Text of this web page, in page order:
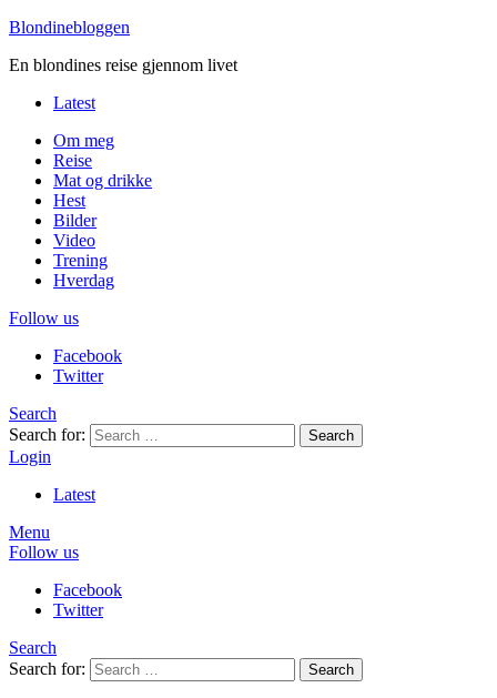
Blondinebloggen
En blondines reise gjennom livet
Latest
Om meg
Reise
Mat og drikke
Hest
Bilder
Video
Trening
Hverdag
Follow us
Facebook
Twitter
Search
Search for:
Search
Login
Latest
Menu
Follow us
Facebook
Twitter
Search
Search for:
Search